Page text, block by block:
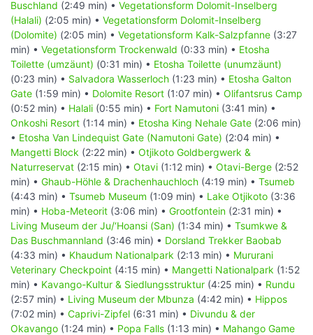
Buschland (2:49 min) • Vegetationsform Dolomit-Inselberg
(Halali) (2:05 min) • Vegetationsform Dolomit-Inselberg
(Dolomite) (2:05 min) • Vegetationsform Kalk-Salzpfanne (3:27
min) • Vegetationsform Trockenwald (0:33 min) • Etosha
Toilette (umzäunt) (0:31 min) • Etosha Toilette (unumzäunt)
(0:23 min) • Salvadora Wasserloch (1:23 min) • Etosha Galton
Gate (1:59 min) • Dolomite Resort (1:07 min) • Olifantsrus Camp
(0:52 min) • Halali (0:55 min) • Fort Namutoni (3:41 min) •
Onkoshi Resort (1:14 min) • Etosha King Nehale Gate (2:06 min)
• Etosha Van Lindequist Gate (Namutoni Gate) (2:04 min) •
Mangetti Block (2:22 min) • Otjikoto Goldbergwerk &
Naturreservat (2:15 min) • Otavi (1:12 min) • Otavi-Berge (2:52
min) • Ghaub-Höhle & Drachenhauchloch (4:19 min) • Tsumeb
(4:43 min) • Tsumeb Museum (1:09 min) • Lake Otjikoto (3:36
min) • Hoba-Meteorit (3:06 min) • Grootfontein (2:31 min) •
Living Museum der Ju/‘Hoansi (San) (1:34 min) • Tsumkwe &
Das Buschmannland (3:46 min) • Dorsland Trekker Baobab
(4:33 min) • Khaudum Nationalpark (2:13 min) • Mururani
Veterinary Checkpoint (4:15 min) • Mangetti Nationalpark (1:52
min) • Kavango-Kultur & Siedlungsstruktur (4:25 min) • Rundu
(2:57 min) • Living Museum der Mbunza (4:42 min) • Hippos
(7:02 min) • Caprivi-Zipfel (6:31 min) • Divundu & der
Okavango (1:24 min) • Popa Falls (1:13 min) • Mahango Game